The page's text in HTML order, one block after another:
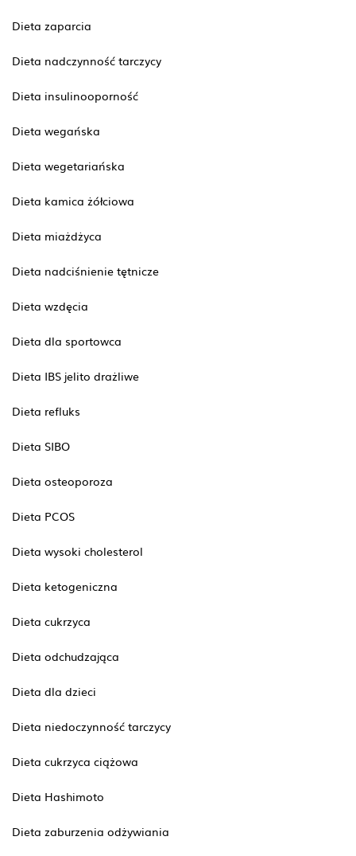
Dieta zaparcia
Dieta nadczynność tarczycy
Dieta insulinooporność
Dieta wegańska
Dieta wegetariańska
Dieta kamica żółciowa
Dieta miażdżyca
Dieta nadciśnienie tętnicze
Dieta wzdęcia
Dieta dla sportowca
Dieta IBS jelito drażliwe
Dieta refluks
Dieta SIBO
Dieta osteoporoza
Dieta PCOS
Dieta wysoki cholesterol
Dieta ketogeniczna
Dieta cukrzyca
Dieta odchudzająca
Dieta dla dzieci
Dieta niedoczynność tarczycy
Dieta cukrzyca ciążowa
Dieta Hashimoto
Dieta zaburzenia odżywiania